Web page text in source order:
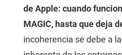
de Apple: cuando
MAGIC, hasta que deja
incoherencia se debe a